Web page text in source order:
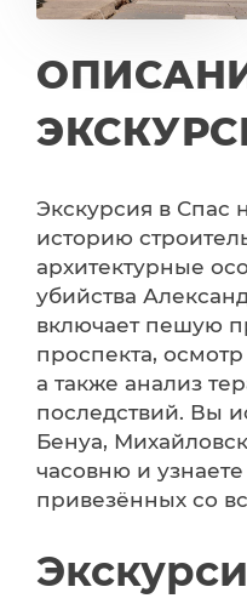
Экскурсия в Спас
историю
архитектурные
убийства
включает пешую
проспекта,
а также анализ
последствий. Вы
Бенуа,
часовню и
привезённых со